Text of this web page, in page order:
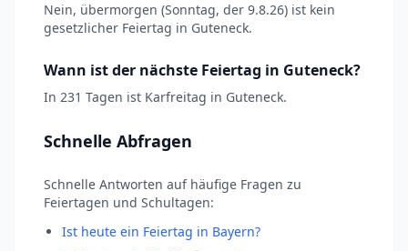
Nein, übermorgen (Sonntag, der 9.8.26) ist kein
gesetzlicher Feiertag in Guteneck.
Wann ist der nächste Feiertag in Guteneck?
In 231 Tagen ist Karfreitag in Guteneck.
Schnelle Abfragen
Schnelle Antworten auf häufige Fragen zu
Feiertagen und Schultagen:
Ist heute ein Feiertag in Bayern?